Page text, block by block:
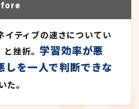
イティブの速さについてい
と挫折。学習効率が悪
しを一人で判断できな
た。